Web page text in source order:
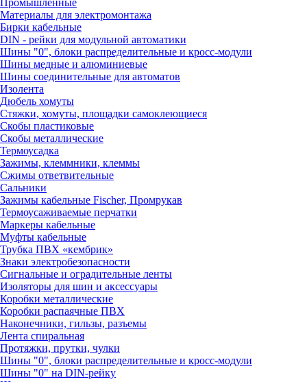
Промышленные
Материалы для электромонтажа
Бирки кабельные
DIN - рейки для модульной автоматики
Шины "0", блоки распределительные и кросс-модули
Шины медные и алюминиевые
Шины соединительные для автоматов
Изолента
Дюбель хомуты
Стяжки, хомуты, площадки самоклеющиеся
Скобы пластиковые
Скобы металлические
Термоусадка
Зажимы, клеммники, клеммы
Сжимы ответвительные
Сальники
Зажимы кабельные Fischer, Промрукав
Термоусаживаемые перчатки
Маркеры кабельные
Муфты кабельные
Трубка ПВХ «кембрик»
Знаки электробезопасности
Сигнальные и оградительные ленты
Изоляторы для шин и аксессуары
Коробки металлические
Коробки распаячные ПВХ
Наконечники, гильзы, разъемы
Лента спиральная
Протяжки, прутки, чулки
Шины "0", блоки распределительные и кросс-модули
Шины "0" на DIN-рейку